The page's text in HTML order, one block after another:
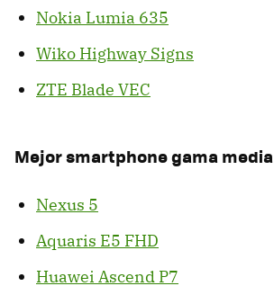
Nokia Lumia 635
Wiko Highway Signs
ZTE Blade VEC
Mejor smartphone gama media
Nexus 5
Aquaris E5 FHD
Huawei Ascend P7